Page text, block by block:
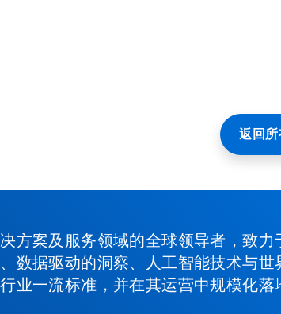
返回
方案及服务领域的全球领导者，致
数据驱动的洞察、人工智能技术与
业一流标准，并在其运营中规模化落